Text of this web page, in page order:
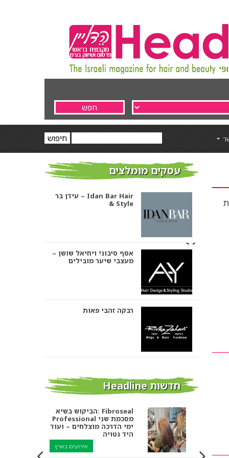
עסקים מומלצים
עידן בר – Idan Bar Hair
& Style
אסף סיבוני ויחיאל שושן –
מעצבי שיער מובילים
רבקה זהבי פאות
אורטל אדרי עיצוב שיער
חדשות Headline
הביקוש בשיא: Fibroseal
Professional מסכמת שני
ימי הדרכה מוצלחים – ועוד
היד נטויה
אירועים בארץ